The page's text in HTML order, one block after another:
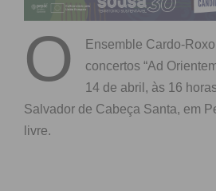
O
Ensemble Cardo-
concertos “Ad
14 de abril, às 16
Salvador de Cabeça Santa, em
livre.